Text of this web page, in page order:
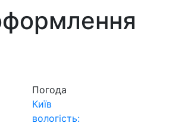
Погода
Київ
вологість: